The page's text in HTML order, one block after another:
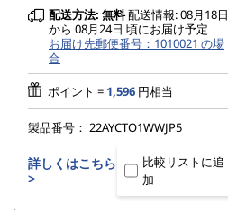
配送方法: 無料配送情報: 08月18日
から 08月24日 頃にお届け予定
お届け先郵便番号：1010021 の場
合
ポイント = 1,596 円相当
製品番号： 22AYCTO1WWJP5
詳しくはこちら
>
比較リストに追
加